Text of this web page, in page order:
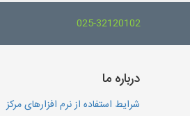
025-32120102
درباره ما
شرایط استفاده از نرم افزارهای مرکز